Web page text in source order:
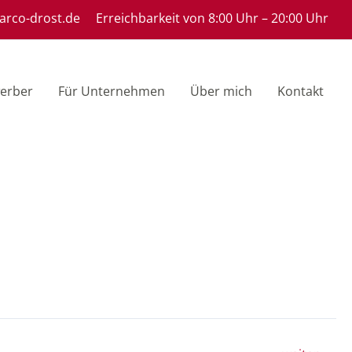
drost.de Erreichbarkeit von 8:00 Uhr – 20:00 Uhr
Für Unternehmen Über mich Kontakt